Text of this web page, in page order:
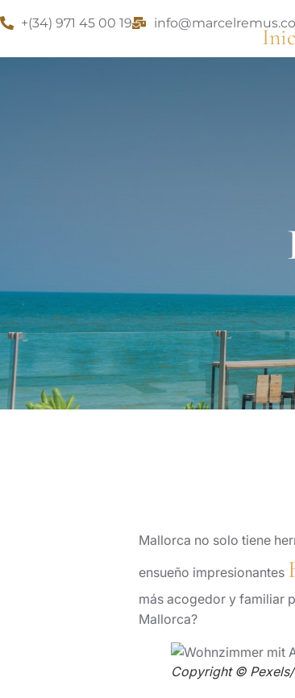
+(34) 971 45 00 19
Mallorca no solo tiene
ensueño impresionantes
más acogedor y familiar
Mallorca?
Copyright ©